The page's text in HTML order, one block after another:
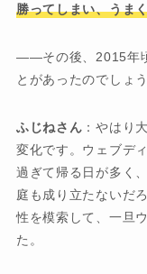
勝ってしまい、うま
――その後、2015年
とがあったのでしょう
ふじねさん ：やはり
変化です。ウェブデ
過ぎて帰る日が多く
庭も成り立たないだ
性を模索して、一旦
た。